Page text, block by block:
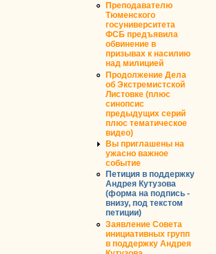
Преподавателю
Тюменского
госуниверситета
ФСБ предъявила
обвинение в
призывах к насилию
над милицией
Продолжение Дела
об Экстремистской
Листовке (плюс
синопсис
предыдущих серий
плюс тематическое
видео)
Вы приглашены на
ужасно важное
событие
Петиция в поддержку
Андрея Кутузова
(форма на подпись -
внизу, под текстом
петиции)
Заявление Совета
инициативных групп
в поддержку Андрея